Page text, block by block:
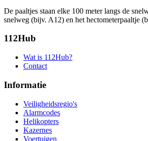
De paaltjes staan elke 100 meter langs de
snelweg (bijv. A12) en het hectometerpaaltje
112Hub
Wat is 112Hub?
Contact
Informatie
Veiligheidsregio's
Alarmcodes
Helikopters
Kazernes
Voertuigen